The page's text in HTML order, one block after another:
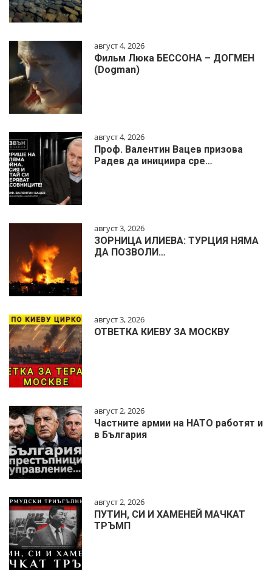
август 4, 2026
Фильм Люка БЕССОНА – ДОГМЕН
(Dogman)
август 4, 2026
Проф. Валентин Вацев призова
Радев да инициира сре…
август 3, 2026
ЗОРНИЦА ИЛИЕВА: ТУРЦИЯ НЯМА
ДА ПОЗВОЛИ…
август 3, 2026
ОТВЕТКА КИЕВУ ЗА МОСКВУ
август 2, 2026
Частните армии на НАТО работят и
в България
август 2, 2026
ПУТИН, СИ И ХАМЕНЕЙ МАЧКАТ
ТРЪМП